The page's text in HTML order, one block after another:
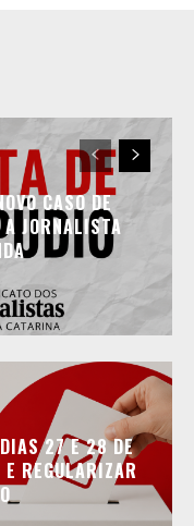
CASO DE
JORNALISTA
DIAS 27 E 28 DE
REGULARIZAR